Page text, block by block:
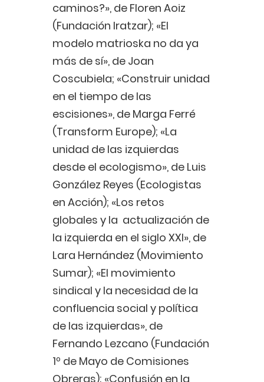
caminos?», de Floren Aoiz
(Fundación Iratzar); «El
modelo matrioska no da ya
más de sí», de Joan
Coscubiela; «Construir unidad
en el tiempo de las
escisiones», de Marga Ferré
(Transform Europe); «La
unidad de las izquierdas
desde el ecologismo», de Luis
González Reyes (Ecologistas
en Acción); «Los retos
globales y la actualización de
la izquierda en el siglo XXI», de
Lara Hernández (Movimiento
Sumar); «El movimiento
sindical y la necesidad de la
confluencia social y política
de las izquierdas», de
Fernando Lezcano (Fundación
1º de Mayo de Comisiones
Obreras); «Confusión en la